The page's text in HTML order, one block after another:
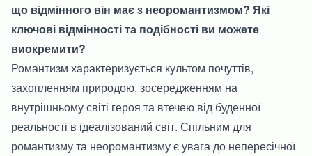
що відмінного він має з неоромантизмом? Які
ключові відмінності та подібності ви можете
виокремити?
Романтизм характеризується культом почуттів,
захопленням природою, зосередженням на
внутрішньому світі героя та втечею від буденної
реальності в ідеалізований світ. Спільним для
романтизму та неоромантизму є увага до непересічної